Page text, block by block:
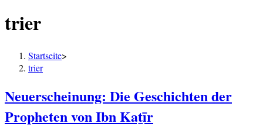
trier
Startseite>
trier
Neuerscheinung: Die Geschichten der
Propheten von Ibn Kaṯīr